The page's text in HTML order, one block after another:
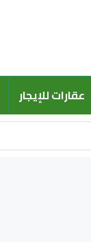
عقارات للإيجار